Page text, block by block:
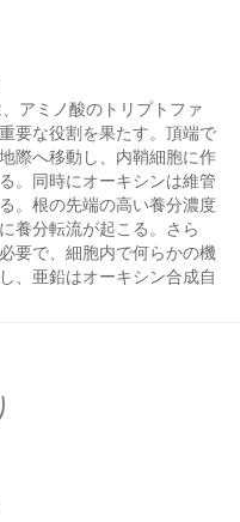
アミノ酸のトリプトファ
要な役割を果たす。頂端で
際へ移動し、内鞘細胞に作
。同時にオーキシンは維管
。根の先端の高い養分濃度
養分転流が起こる。さら
要で、細胞内で何らかの機
、亜鉛はオーキシン合成自